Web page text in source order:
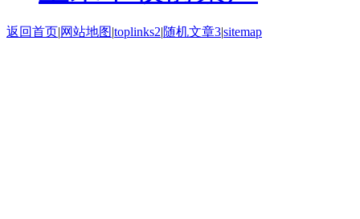
返回首页|网站地图|toplinks2|随机文章3|sitemap